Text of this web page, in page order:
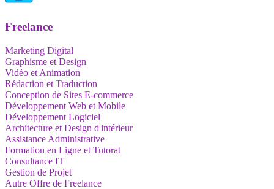
Freelance
Marketing Digital
Graphisme et Design
Vidéo et Animation
Rédaction et Traduction
Conception de Sites E-commerce
Développement Web et Mobile
Développement Logiciel
Architecture et Design d'intérieur
Assistance Administrative
Formation en Ligne et Tutorat
Consultance IT
Gestion de Projet
Autre Offre de Freelance